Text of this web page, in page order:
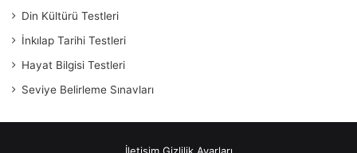
Din Kültürü Testleri
İnkılap Tarihi Testleri
Hayat Bilgisi Testleri
Seviye Belirleme Sınavları
İletişim Gizlilik Ayarları